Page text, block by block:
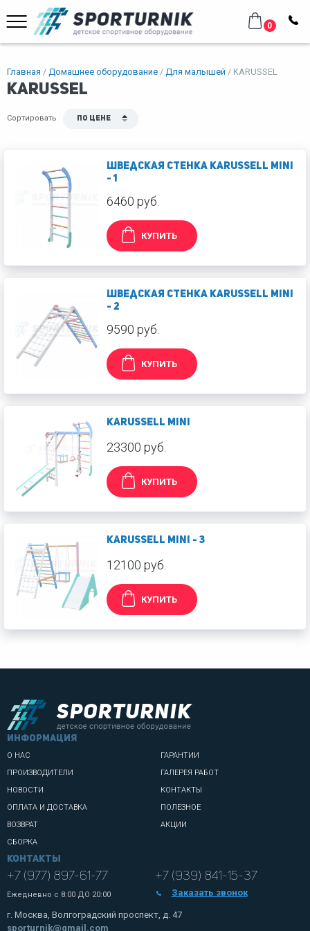
0
Главная Домашнее оборудование Для малышей KARUSSEL
KARUSSEL
Сортировать По цене
Шведская стенка KARUSSELL Mini
- 1
6460 руб.
КУПИТЬ
Шведская стенка KARUSSELL Mini
- 2
9590 руб.
КУПИТЬ
KARUSSELL Mini
23300 руб.
КУПИТЬ
Karussell mini - 3
12100 руб.
КУПИТЬ
информация
О НАС
ПРОИЗВОДИТЕЛИ
НОВОСТИ
ОПЛАТА И ДОСТАВКА
ВОЗВРАТ
СБОРКА
ГАРАНТИИ
ГАЛЕРЕЯ РАБОТ
КОНТАКТЫ
ПОЛЕЗНОЕ
АКЦИИ
Контакты
+7 (977) 897-61-77
Ежедневно с 8:00 ДО 20:00
+7 (939) 841-15-37
Заказать звонок
г. Москва, Волгоградский проспект, д. 47
sporturnik@gmail.com